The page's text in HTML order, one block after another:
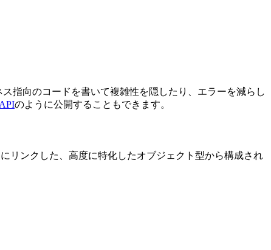
指向のコードを書いて複雑性を隠したり、エラーを減らし
APIのように公開することもできます。
リンクした、高度に特化したオブジェクト型から構成され